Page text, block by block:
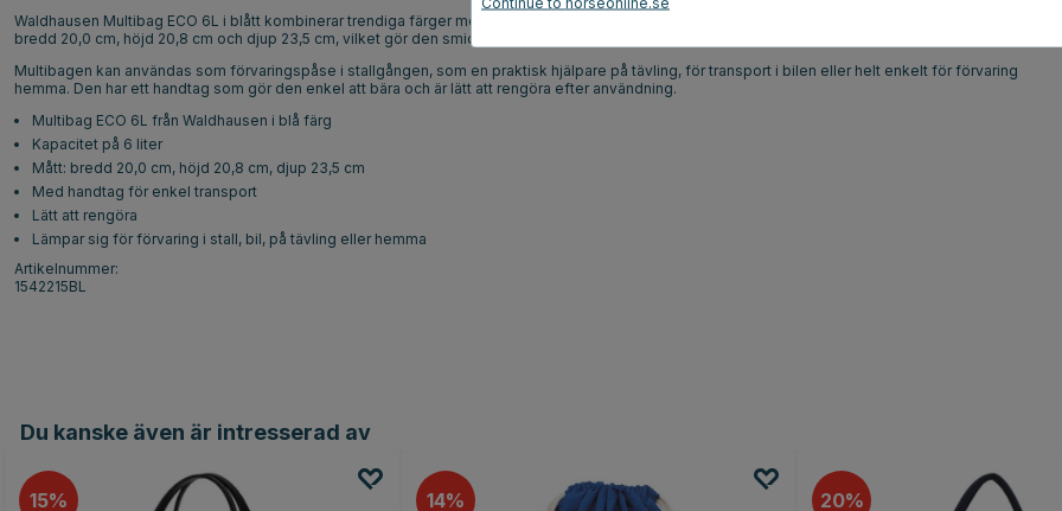
Waldhausen Multibag ECO 6L i blått kombinerar trendiga färger med en stilren design i ett praktiskt, litet format. Väskan rymmer 6 liter och har måtten
bredd 20,0 cm, höjd 20,8 cm och djup 23,5 cm, vilket gör den smidig att ta med sig.
Multibagen kan användas som förvaringspåse i stallgången, som en praktisk hjälpare på tävling, för transport i bilen eller helt enkelt för förvaring
hemma. Den har ett handtag som gör den enkel att bära och är lätt att rengöra efter användning.
Multibag ECO 6L från Waldhausen i blå färg
Kapacitet på 6 liter
Mått: bredd 20,0 cm, höjd 20,8 cm, djup 23,5 cm
Med handtag för enkel transport
Lätt att rengöra
Lämpar sig för förvaring i stall, bil, på tävling eller hemma
Artikelnummer:
1542215BL
Du kanske även är intresserad av
15 14 20